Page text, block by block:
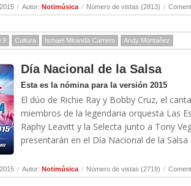
/ Autor: Notimúsica / Número de vistas (2813) /
Cultura Ismael Miranda Carrero Andy Montañez
Día Nacional de la Salsa
Esta es la nómina para la versión 2015
El dúo de Richie Ray y Bobby Cruz, el
miembros de la legendaria orquesta Las
Raphy Leavitt y la Selecta junto a Tony
presentarán en el Día Nacional de la Salsa
/ Autor: Notimúsica / Número de vistas (2719) /